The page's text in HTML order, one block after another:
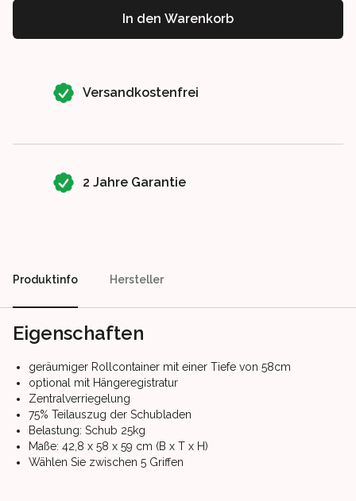
In den Warenkorb
Versandkostenfrei
2 Jahre Garantie
Produktinfo Hersteller
Eigenschaften
geräumiger Rollcontainer mit einer Tiefe von 58cm
optional mit Hängeregistratur
Zentralverriegelung
75% Teilauszug der Schubladen
Belastung: Schub 25kg
Maße: 42,8 x 58 x 59 cm (B x T x H)
Wählen Sie zwischen 5 Griffen